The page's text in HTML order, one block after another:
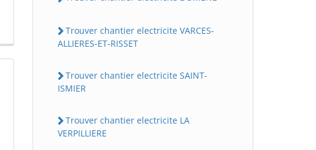
Trouver chantier electricite VARCES-
ALLIERES-ET-RISSET
Trouver chantier electricite SAINT-
ISMIER
Trouver chantier electricite LA
VERPILLIERE